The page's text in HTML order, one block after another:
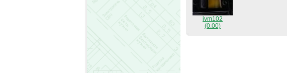
ivm102
(0.00)